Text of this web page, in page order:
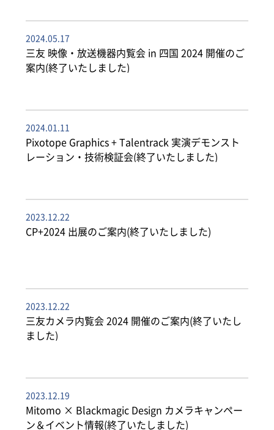
2024.05.17
三友 映像・放送機器内覧会 in 四国 2024 開催のご
案内(終了いたしました)
2024.01.11
Pixotope Graphics + Talentrack 実演デモンスト
レーション・技術検証会(終了いたしました)
2023.12.22
CP+2024 出展のご案内(終了いたしました)
2023.12.22
三友カメラ内覧会 2024 開催のご案内(終了いたし
ました)
2023.12.19
Mitomo × Blackmagic Design カメラキャンペー
ン＆イベント情報(終了いたしました)